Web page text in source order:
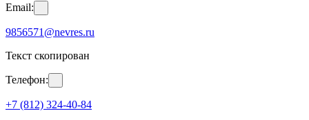
Email:
9856571@nevres.ru
Текст скопирован
Телефон:
+7 (812) 324-40-84